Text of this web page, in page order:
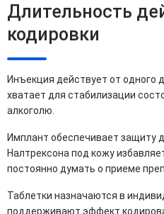
Длительность
кодировки
Инъекция действует от одного
хватает для стабилизации
алкоголю.
Имплант обеспечивает защиту
Налтрексона под кожу
постоянно думать о приеме
Таблетки назначаются в
поддерживают эффект